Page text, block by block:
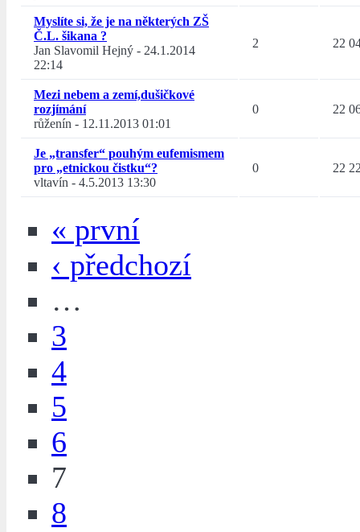
Myslíte si, že je na některých ZŠ
Č.L. šikana ?
Jan Slavomil Hejný - 24.1.2014
22:14
2 22
Mezi nebem a zemí,dušičkové
rozjímání
růženín - 12.11.2013 01:01
0 22
Je „transfer“ pouhým eufemismem
pro „etnickou čistku“?
vltavín - 4.5.2013 13:30
0 22
« první
‹ předchozí
…
3
4
5
6
7
8